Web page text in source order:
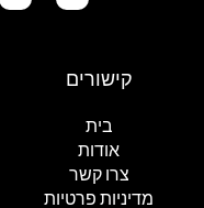
a
p
קישורים
בית
אודות
צרו קשר
מדיניות פרטיות